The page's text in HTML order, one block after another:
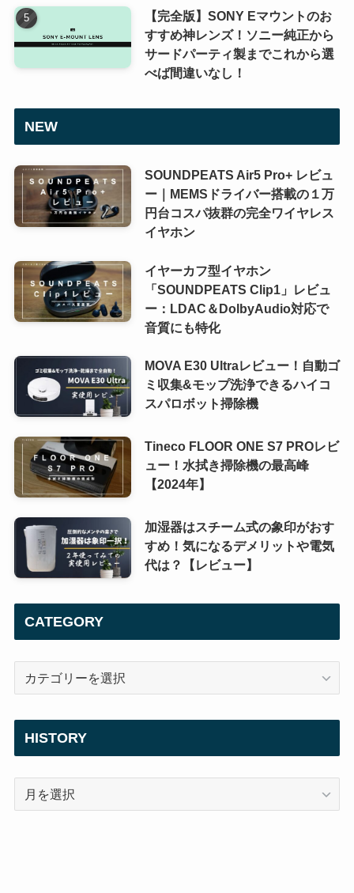
【完全版】SONY Eマウントのお
すすめ神レンズ！ソニー純正から
サードパーティ製までこれから選
べば間違いなし！
NEW
SOUNDPEATS Air5 Pro+ レビュ
ー｜MEMSドライバー搭載の１万
円台コスパ抜群の完全ワイヤレス
イヤホン
イヤーカフ型イヤホン
「SOUNDPEATS Clip1」レビュ
ー：LDAC＆DolbyAudio対応で
音質にも特化
MOVA E30 Ultraレビュー！自動ゴ
ミ収集&モップ洗浄できるハイコ
スパロボット掃除機
Tineco FLOOR ONE S7 PROレビ
ュー！水拭き掃除機の最高峰
【2024年】
加湿器はスチーム式の象印がおす
すめ！気になるデメリットや電気
代は？【レビュー】
CATEGORY
CATEGORY
HISTORY
HISTORY